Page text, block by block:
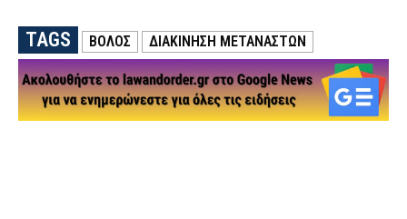
TAGS ΒΟΛΟΣ ΔΙΑΚΙΝΗΣΗ ΜΕΤΑΝΑΣΤΩΝ